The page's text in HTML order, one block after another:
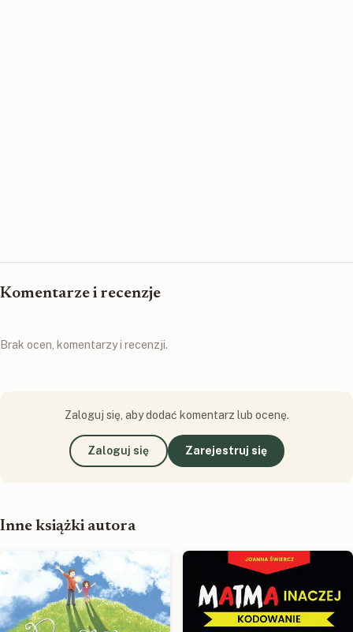
Komentarze i recenzje
Brak ocen, komentarzy i recenzji.
Zaloguj się, aby dodać komentarz lub ocenę.
Zaloguj się Zarejestruj się
Inne książki autora